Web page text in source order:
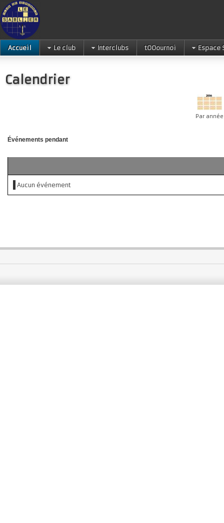
Accueil Le club Interclubs tOOournoi Espace
Calendrier
Par année
Événements pendant
Aucun événement